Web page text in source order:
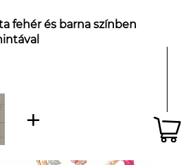
fehér és barna színben